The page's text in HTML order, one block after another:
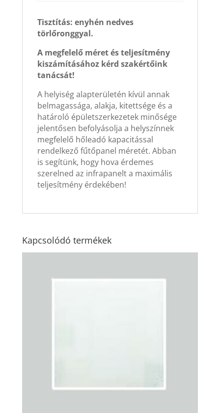
Tisztítás: enyhén nedves
törlőronggyal.
A megfelelő méret és teljesítmény
kiszámításához kérd szakértőink
tanácsát!
A helyiség alapterületén kívül annak
belmagassága, alakja, kitettsége és a
határoló épületszerkezetek minősége
jelentősen befolyásolja a helyszínnek
megfelelő hőleadó kapacitással
rendelkező fűtőpanel méretét. Abban
is segítünk, hogy hova érdemes
szerelned az infrapanelt a maximális
teljesítmény érdekében!
Kapcsolódó termékek